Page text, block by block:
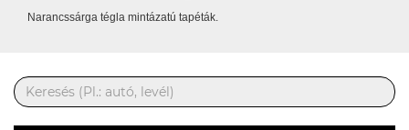
Narancssárga tégla mintázatú tapéták.